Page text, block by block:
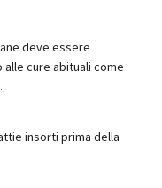
deve essere
cure abituali come
.
insorti prima della